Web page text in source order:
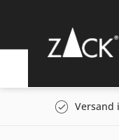
Versand